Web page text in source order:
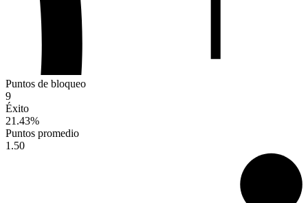
Puntos de bloqueo
9
Éxito
21.43%
Puntos promedio
1.50